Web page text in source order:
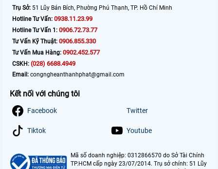
Trụ Sở: 51 Lũy Bán Bích, Phường Phú Thạnh, TP. Hồ Chí Minh
Hotline Tư Vấn: 0938.11.23.99
Hotline Tư Vấn 1: 0906.72.73.77
Tư Vấn Kỹ Thuật: 0906.855.330
Tư Vấn Mua Hàng: 0902.452.577
CSKH: (028) 6688.4949
Email: congngheanthanhphat@gmail.com
Kết nối với chúng tôi
Facebook Twitter
Tiktok Youtube
Mã số doanh nghiệp: 0312866570 do Sở Tài Chính
TP.HCM cấp ngày 23/07/2014. Trụ sở chính: 51 Lũy